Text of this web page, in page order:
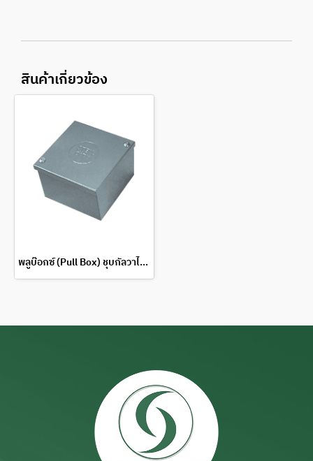
สินค้าเกี่ยวข้อง
พลูบ๊อกซ์ (Pull Box) ชุบกัลวาไนซ์ (Pull box Steel city)